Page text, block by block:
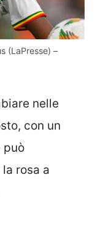
(LaPresse) –
nelle
con un
può
rosa a